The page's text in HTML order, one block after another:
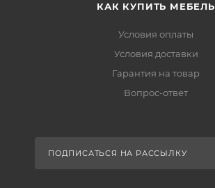
КАК КУПИТЬ МЕБЕЛЬ
Условия оплаты
Условия доставки
Гарантия на товар
Вопрос-ответ
ПОДПИСАТЬСЯ НА РАССЫЛКУ